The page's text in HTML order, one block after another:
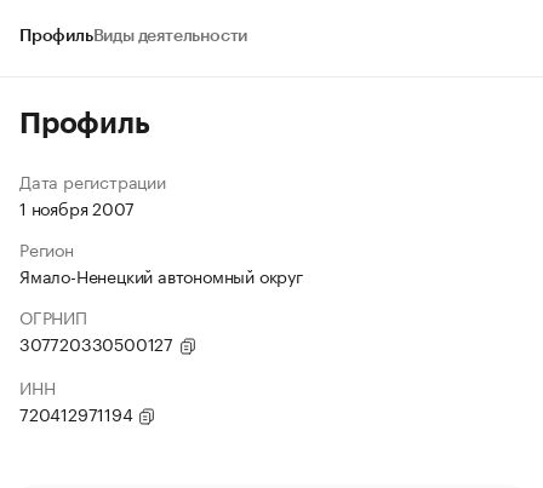
ПрофильВиды деятельности
Профиль
Дата регистрации
1 ноября 2007
Регион
Ямало-Ненецкий автономный округ
ОГРНИП
307720330500127
ИНН
720412971194